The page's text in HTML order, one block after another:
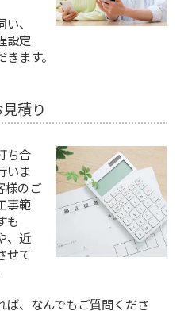
、
設定
ます。
積り
ち合
いま
様のご
事範
も
、近
せて
ば、なんでもご質問くださ